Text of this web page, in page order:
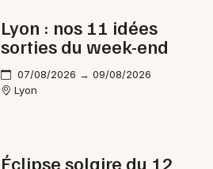
Lyon : nos 11 idées
sorties du week-end
07/08/2026 → 09/08/2026
Lyon
Éclipse solaire du 12